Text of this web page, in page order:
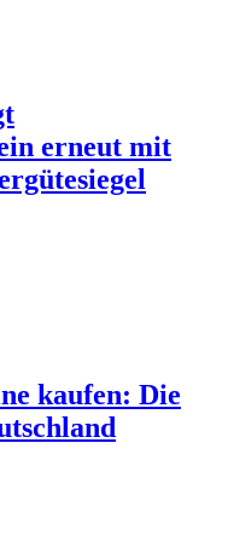
erneut mit
kaufen: Die